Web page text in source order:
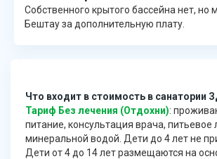
Собственного крытого бассейна нет, но
Бештау за дополнительную плату.
Что входит в стоимость в санатории
Тариф Без лечения (Отдохни):
питание, консультация врача, питьевое
минеральной водой. Дети до 4 лет не
Дети от 4 до 14 лет размещаются на